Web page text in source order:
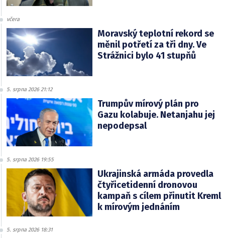
včera
Moravský teplotní rekord se
měnil potřetí za tři dny. Ve
Strážnici bylo 41 stupňů
5. srpna 2026 21:12
Trumpův mírový plán pro
Gazu kolabuje. Netanjahu jej
nepodepsal
5. srpna 2026 19:55
Ukrajinská armáda provedla
čtyřicetidenní dronovou
kampaň s cílem přinutit Kreml
k mírovým jednáním
5. srpna 2026 18:31